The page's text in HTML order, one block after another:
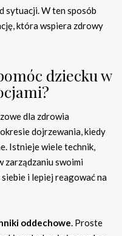
sytuacji. W ten sposób
która wspiera zdrowy
dziecku w
dla zdrowia
dojrzewania, kiedy
Istnieje wiele technik,
zarządzaniu swoimi
i lepiej reagować na
oddechowe. Proste